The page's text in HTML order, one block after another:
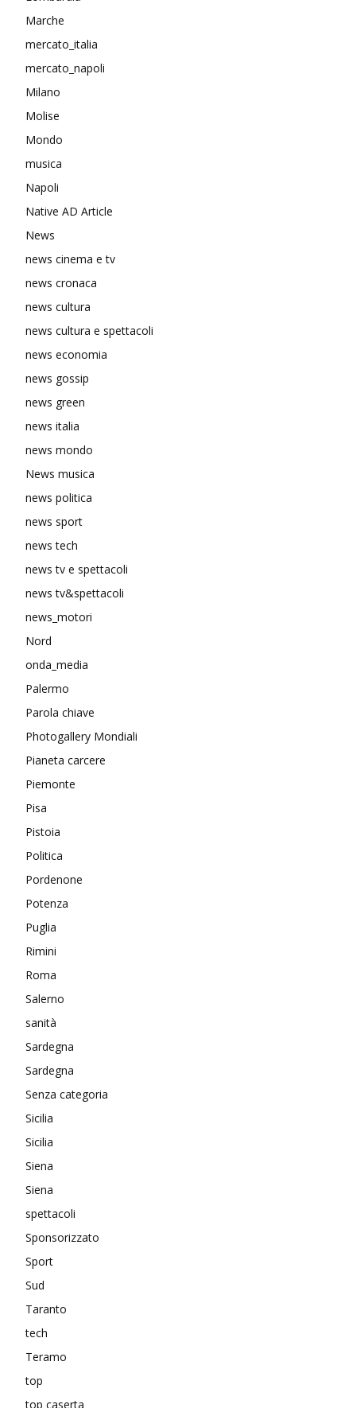
Marche
mercato_italia
mercato_napoli
Milano
Molise
Mondo
musica
Napoli
Native AD Article
News
news cinema e tv
news cronaca
news cultura
news cultura e spettacoli
news economia
news gossip
news green
news italia
news mondo
News musica
news politica
news sport
news tech
news tv e spettacoli
news tv&spettacoli
news_motori
Nord
onda_media
Palermo
Parola chiave
Photogallery Mondiali
Pianeta carcere
Piemonte
Pisa
Pistoia
Politica
Pordenone
Potenza
Puglia
Rimini
Roma
Salerno
sanità
Sardegna
Sardegna
Senza categoria
Sicilia
Sicilia
Siena
Siena
spettacoli
Sponsorizzato
Sport
Sud
Taranto
tech
Teramo
top
top caserta